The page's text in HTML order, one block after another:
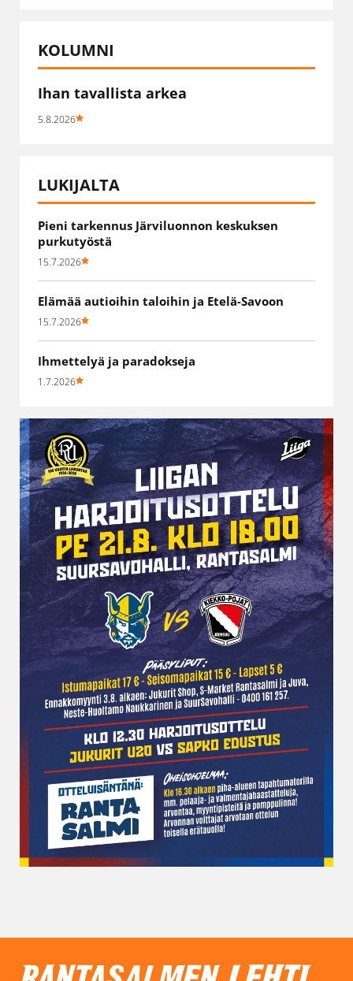
KOLUMNI
Ihan tavallista arkea
5.8.2026
LUKIJALTA
Pieni tarkennus Järviluonnon keskuksen
purkutyöstä
15.7.2026
Elämää autioihin taloihin ja Etelä-Savoon
15.7.2026
Ihmettelyä ja paradokseja
1.7.2026